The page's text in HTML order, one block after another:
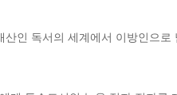
산인 독서의 세계에서 이방인으